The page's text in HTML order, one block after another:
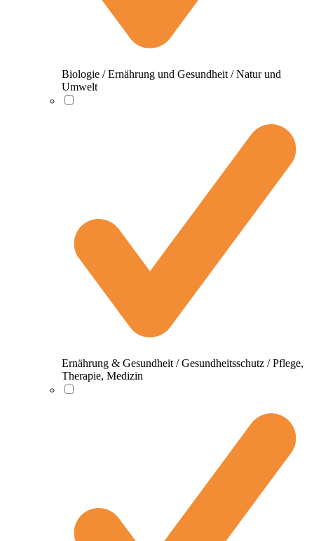
Biologie / Ernährung und Gesundheit / Natur und
Umwelt
Ernährung & Gesundheit / Gesundheitsschutz / Pflege,
Therapie, Medizin